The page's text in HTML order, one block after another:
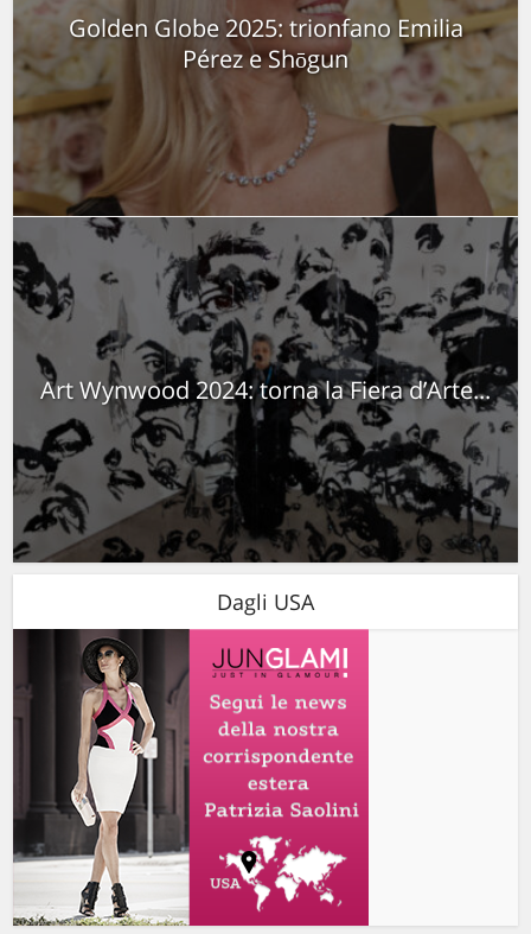
Golden Globe 2025: trionfano Emilia
Pérez e Shōgun
Art Wynwood 2024: torna la Fiera d’Arte...
Dagli USA